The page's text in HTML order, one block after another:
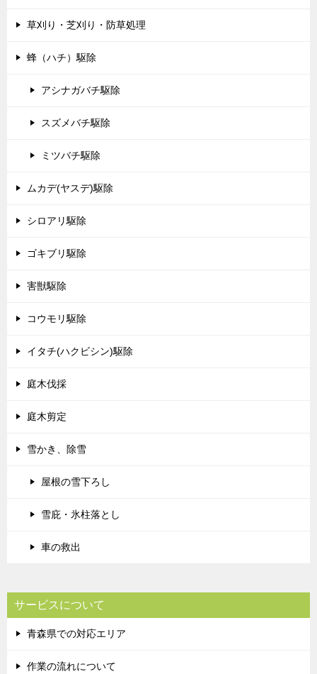
草刈り・芝刈り・防草処理
蜂（ハチ）駆除
アシナガバチ駆除
スズメバチ駆除
ミツバチ駆除
ムカデ(ヤスデ)駆除
シロアリ駆除
ゴキブリ駆除
害獣駆除
コウモリ駆除
イタチ(ハクビシン)駆除
庭木伐採
庭木剪定
雪かき、除雪
屋根の雪下ろし
雪庇・氷柱落とし
車の救出
サービスについて
青森県での対応エリア
作業の流れについて